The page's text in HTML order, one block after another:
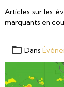
Articles sur les
marquants en
Dans